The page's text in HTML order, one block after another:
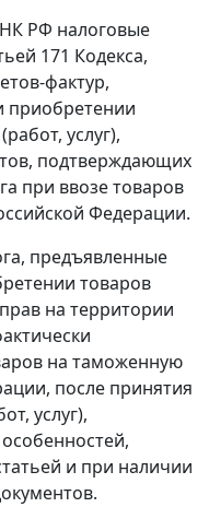
НК РФ налоговые
171 Кодекса,
фактур,
приобретении
услуг),
подтверждающих
при ввозе товаров
Федерации.
предъявленные
товаров
на территории
на таможенную
после принятия
услуг),
и при наличии